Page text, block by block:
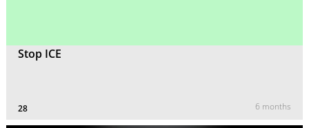
Stop ICE
28 6 months